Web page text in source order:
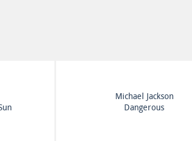
Curtis Mayfield
Curtis Mayfield Live